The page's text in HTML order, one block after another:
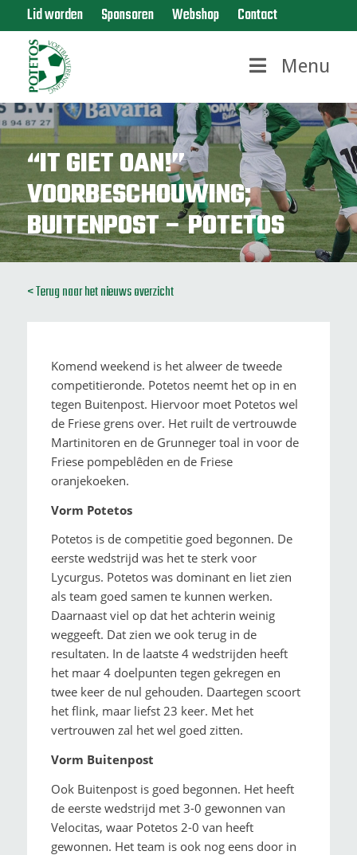
Lid worden Sponsoren Webshop Contact
Menu
“IT GIET OAN!”
VOORBESCHOUWING;
BUITENPOST – POTETOS
< Terug naar het nieuws overzicht
Komend weekend is het alweer de tweede
competitieronde. Potetos neemt het op in en
tegen Buitenpost. Hiervoor moet Potetos wel
de Friese grens over. Het ruilt de vertrouwde
Martinitoren en de Grunneger toal in voor de
Friese pompeblêden en de Friese
oranjekoeken.
Vorm Potetos
Potetos is de competitie goed begonnen. De
eerste wedstrijd was het te sterk voor
Lycurgus. Potetos was dominant en liet zien
als team goed samen te kunnen werken.
Daarnaast viel op dat het achterin weinig
weggeeft. Dat zien we ook terug in de
resultaten. In de laatste 4 wedstrijden heeft
het maar 4 doelpunten tegen gekregen en
twee keer de nul gehouden. Daartegen scoort
het flink, maar liefst 23 keer. Met het
vertrouwen zal het wel goed zitten.
Vorm Buitenpost
Ook Buitenpost is goed begonnen. Het heeft
de eerste wedstrijd met 3-0 gewonnen van
Velocitas, waar Potetos 2-0 van heeft
gewonnen. Het team is ook nog eens door in